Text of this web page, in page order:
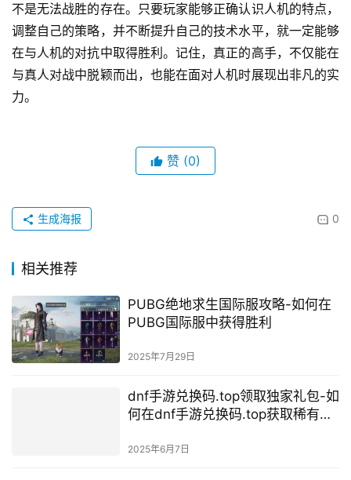
不是无法战胜的存在。只要玩家能够正确认识人机的特点，
调整自己的策略，并不断提升自己的技术水平，就一定能够
在与人机的对抗中取得胜利。记住，真正的高手，不仅能在
与真人对战中脱颖而出，也能在面对人机时展现出非凡的实
力。
赞 (0)
0
生成海报
相关推荐
PUBG绝地求生国际服攻略-如何在
PUBG国际服中获得胜利
2025年7月29日
dnf手游兑换码.top领取独家礼包-如
何在dnf手游兑换码.top获取稀有道
2025年6月7日